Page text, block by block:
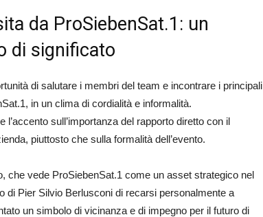
da ProSiebenSat.1: un
di significato
di salutare i membri del team e incontrare i principali
in un clima di cordialità e informalità.
sull’importanza del rapporto diretto con il
piuttosto che sulla formalità dell’evento.
che vede ProSiebenSat.1 come un asset strategico nel
di Pier Silvio Berlusconi di recarsi personalmente a
un simbolo di vicinanza e di impegno per il futuro di